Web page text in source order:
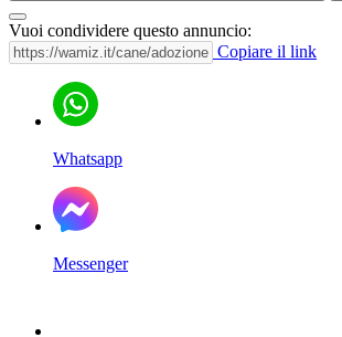
Vuoi condividere questo annuncio:
Copiare il link
Whatsapp
Messenger